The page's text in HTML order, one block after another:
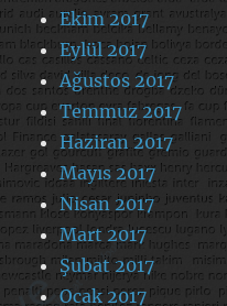
Ekim 2017
Eylül 2017
Ağustos 2017
Temmuz 2017
Haziran 2017
Mayıs 2017
Nisan 2017
Mart 2017
Şubat 2017
Ocak 2017